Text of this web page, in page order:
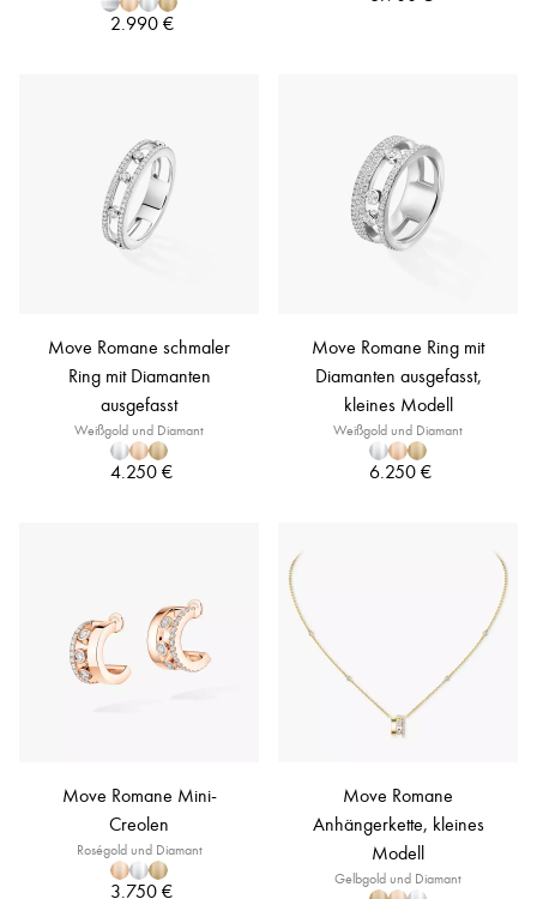
2.990 €
Move Romane schmaler
Ring mit Diamanten
ausgefasst
Weißgold und Diamant
4.250 €
Move Romane Ring mit
Diamanten ausgefasst,
kleines Modell
Weißgold und Diamant
6.250 €
Move Romane Mini-
Creolen
Roségold und Diamant
3.750 €
Move Romane
Anhängerkette, kleines
Modell
Gelbgold und Diamant